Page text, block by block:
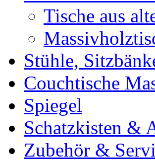
Tische aus
Stühle,
Couchtische
Spiegel
Schatzkisten &
Zubehör &